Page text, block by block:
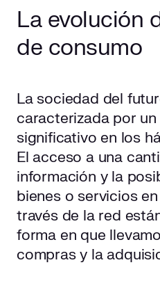
La evolución
de consumo
La sociedad del
caracterizada por
significativo en los
El acceso a una
información y la
bienes o servicios
través de la red
forma en que
compras y la